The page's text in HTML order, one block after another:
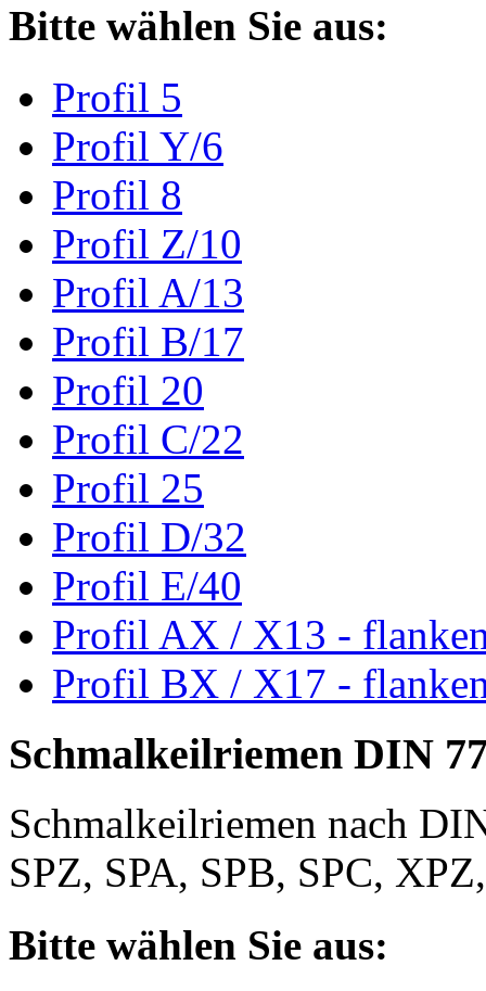
Bitte wählen Sie aus:
Profil 5
Profil Y/6
Profil 8
Profil Z/10
Profil A/13
Profil B/17
Profil 20
Profil C/22
Profil 25
Profil D/32
Profil E/40
Profil AX / X13 -
Profil BX / X17 -
Schmalkeilriemen DIN
Schmalkeilriemen nach
SPZ, SPA, SPB, SPC,
Bitte wählen Sie aus: